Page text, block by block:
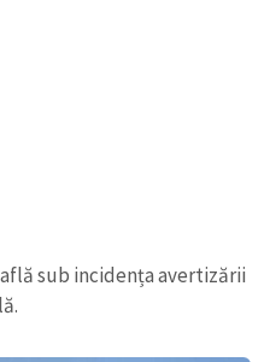
sub incidența avertizării